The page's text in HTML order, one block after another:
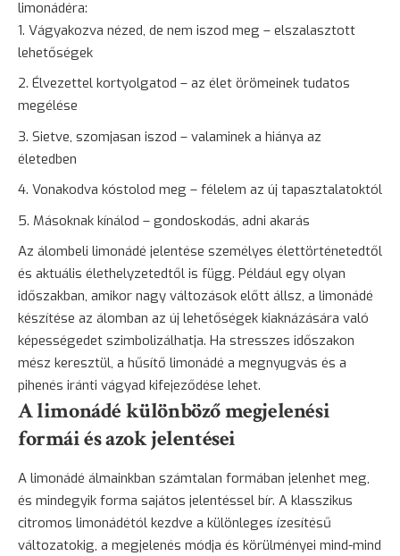
limonádéra:
Vágyakozva nézed, de nem iszod meg – elszalasztott
lehetőségek
Élvezettel kortyolgatod – az élet örömeinek tudatos
megélése
Sietve, szomjasan iszod – valaminek a hiánya az
életedben
Vonakodva kóstolod meg – félelem az új tapasztalatoktól
Másoknak kínálod – gondoskodás, adni akarás
Az álombeli limonádé jelentése személyes élettörténetedtől
és aktuális élethelyzetedtől is függ. Például egy olyan
időszakban, amikor nagy változások előtt állsz, a limonádé
készítése az álomban az új lehetőségek kiaknázására való
képességedet szimbolizálhatja. Ha stresszes időszakon
mész keresztül, a hűsítő limonádé a megnyugvás és a
pihenés iránti vágyad kifejeződése lehet.
A limonádé különböző megjelenési
formái és azok jelentései
A limonádé álmainkban számtalan formában jelenhet meg,
és mindegyik forma sajátos jelentéssel bír. A klasszikus
citromos limonádétól kezdve a különleges ízesítésű
változatokig, a megjelenés módja és körülményei mind-mind